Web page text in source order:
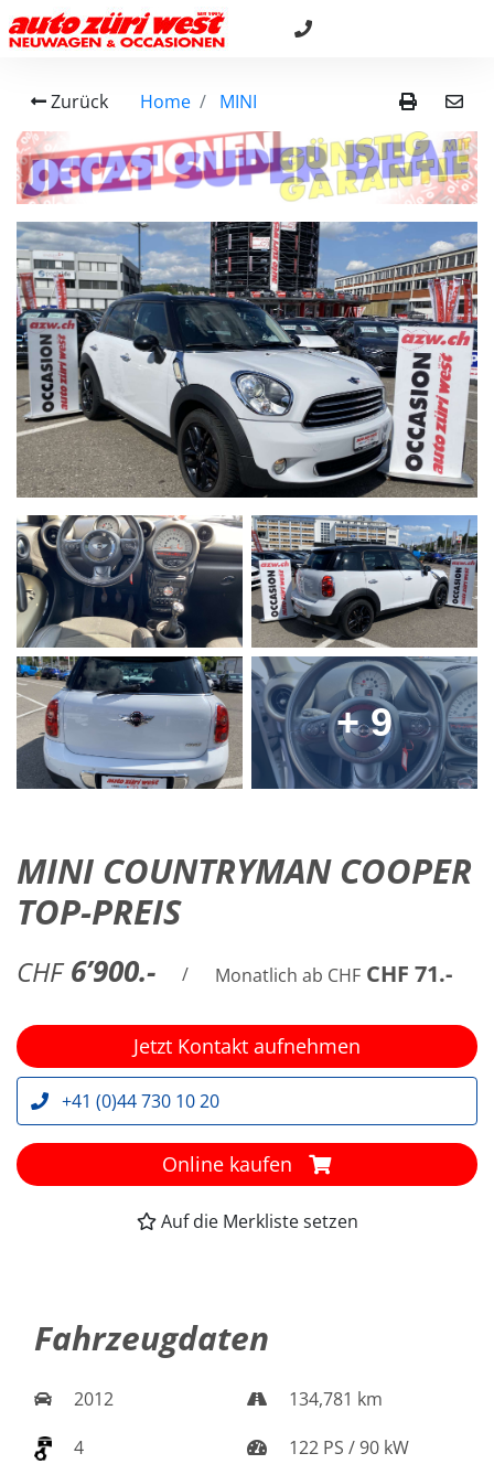
Zurück Home MINI
+ 9
MINI COUNTRYMAN COOPER
TOP-PREIS
CHF 6’900.- / Monatlich ab CHF CHF 71.-
Jetzt Kontakt aufnehmen
+41 (0)44 730 10 20
Online kaufen
Auf die Merkliste setzen
Fahrzeugdaten
2012
134,781 km
4
122 PS / 90 kW